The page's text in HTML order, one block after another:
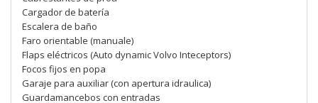
Cargador de batería
Escalera de baño
Faro orientable (manuale)
Flaps eléctricos (Auto dynamic Volvo Inteceptors)
Focos fijos en popa
Garaje para auxiliar (con apertura idraulica)
Guardamancebos con entradas